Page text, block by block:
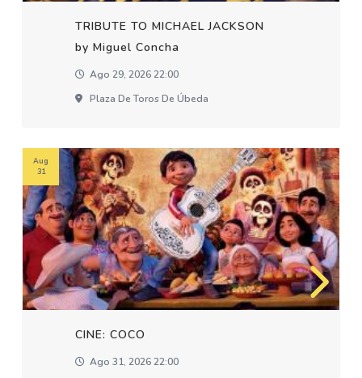
TRIBUTE TO MICHAEL JACKSON
by Miguel Concha
Ago 29, 2026 22:00
Plaza De Toros De Úbeda
CINE: COCO
Ago 31, 2026 22:00
Aug
31